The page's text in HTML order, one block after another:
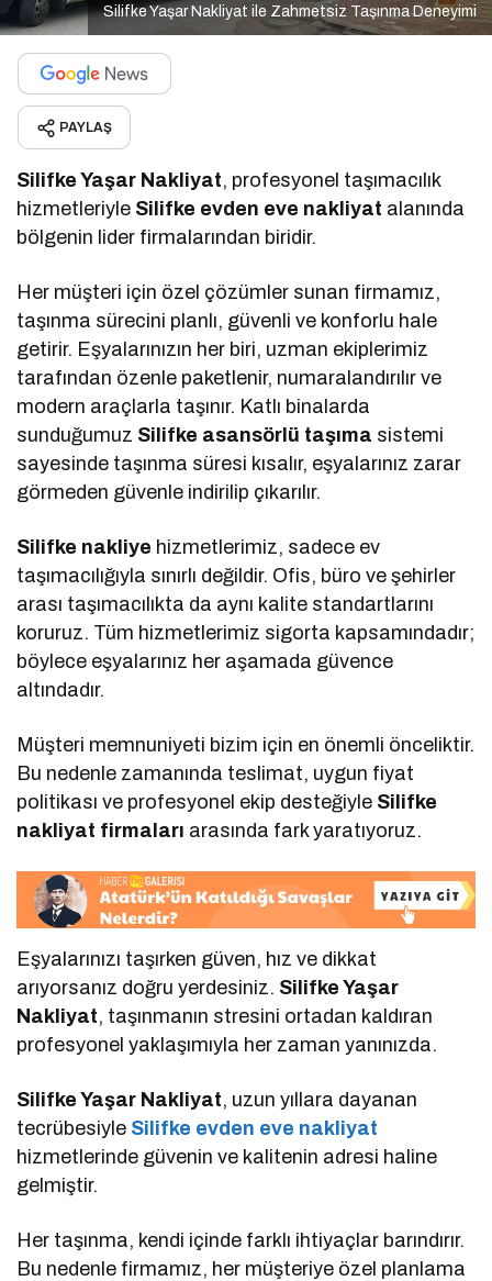
Silifke Yaşar Nakliyat ile Zahmetsiz Taşınma Deneyimi
PAYLAŞ
Silifke Yaşar Nakliyat, profesyonel taşımacılık
hizmetleriyle Silifke evden eve nakliyat alanında
bölgenin lider firmalarından biridir.
Her müşteri için özel çözümler sunan firmamız,
taşınma sürecini planlı, güvenli ve konforlu hale
getirir. Eşyalarınızın her biri, uzman ekiplerimiz
tarafından özenle paketlenir, numaralandırılır ve
modern araçlarla taşınır. Katlı binalarda
sunduğumuz Silifke asansörlü taşıma sistemi
sayesinde taşınma süresi kısalır, eşyalarınız zarar
görmeden güvenle indirilip çıkarılır.
Silifke nakliye hizmetlerimiz, sadece ev
taşımacılığıyla sınırlı değildir. Ofis, büro ve şehirler
arası taşımacılıkta da aynı kalite standartlarını
koruruz. Tüm hizmetlerimiz sigorta kapsamındadır;
böylece eşyalarınız her aşamada güvence
altındadır.
Müşteri memnuniyeti bizim için en önemli önceliktir.
Bu nedenle zamanında teslimat, uygun fiyat
politikası ve profesyonel ekip desteğiyle Silifke
nakliyat firmaları arasında fark yaratıyoruz.
Eşyalarınızı taşırken güven, hız ve dikkat
arıyorsanız doğru yerdesiniz. Silifke Yaşar
Nakliyat, taşınmanın stresini ortadan kaldıran
profesyonel yaklaşımıyla her zaman yanınızda.
Silifke Yaşar Nakliyat, uzun yıllara dayanan
tecrübesiyle Silifke evden eve nakliyat
hizmetlerinde güvenin ve kalitenin adresi haline
gelmiştir.
Her taşınma, kendi içinde farklı ihtiyaçlar barındırır.
Bu nedenle firmamız, her müşteriye özel planlama